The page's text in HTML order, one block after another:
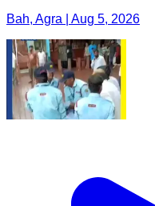
Bah, Agra | Aug 5, 2026